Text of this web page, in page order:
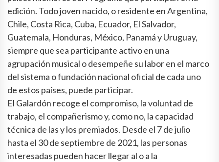
edición. Todo joven nacido, o residente en Argentina,
Chile, Costa Rica, Cuba, Ecuador, El Salvador,
Guatemala, Honduras, México, Panamá y Uruguay,
siempre que sea participante activo en una
agrupación musical o desempeñe su labor en el marco
del sistema o fundación nacional oficial de cada uno
de estos países, puede participar.
El Galardón recoge el compromiso, la voluntad de
trabajo, el compañerismo y, como no, la capacidad
técnica de las y los premiados. Desde el 7 de julio
hasta el 30 de septiembre de 2021, las personas
interesadas pueden hacer llegar al o a la